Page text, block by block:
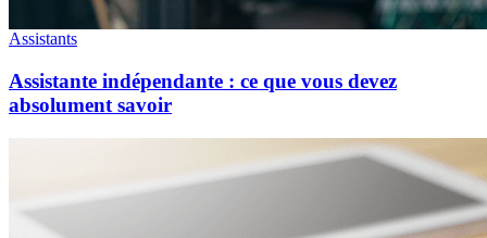
Assistants
Assistante indépendante : ce que vous devez
absolument savoir